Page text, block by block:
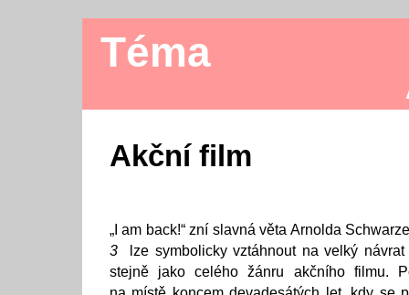
Téma
Akční film
„I am back!“ zní slavná věta Arnolda
3 lze symbolicky vztáhnout na velký
stejně jako celého žánru akčního filmu.